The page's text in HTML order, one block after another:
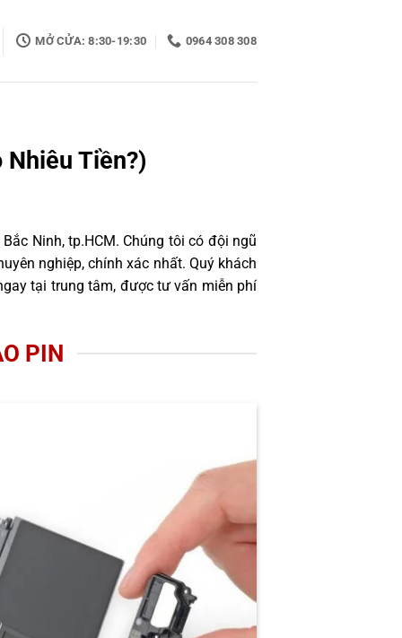
MỞ CỬA: 8:30-19:30 0964 308 308
Nhiêu Tiền?)
Ninh, tp.HCM. Chúng tôi có đội ngũ
nghiệp, chính xác nhất. Quý khách
tại trung tâm, được tư vấn miễn phí
PIN